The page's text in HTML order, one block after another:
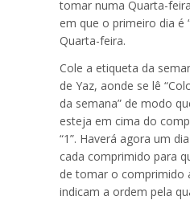
tomar numa Quarta-
em que o primeiro dia é
Quarta-feira.
Cole a etiqueta da
de Yaz, aonde se lê
da semana” de modo
esteja em cima do
“1”. Haverá agora um
cada comprimido para
de tomar o comprimido
indicam a ordem pela